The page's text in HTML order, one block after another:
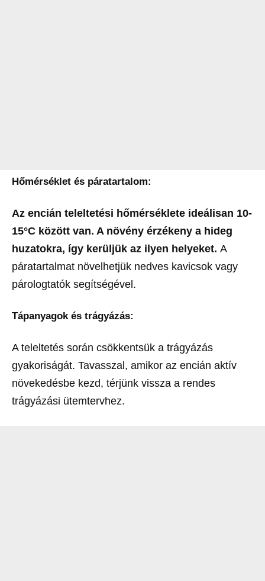
Hőmérséklet és páratartalom:
Az encián teleltetési hőmérséklete ideálisan 10-
15°C között van. A növény érzékeny a hideg
huzatokra, így kerüljük az ilyen helyeket. A
páratartalmat növelhetjük nedves kavicsok vagy
párologtatók segítségével.
Tápanyagok és trágyázás:
A teleltetés során csökkentsük a trágyázás
gyakoriságát. Tavasszal, amikor az encián aktív
növekedésbe kezd, térjünk vissza a rendes
trágyázási ütemtervhez.